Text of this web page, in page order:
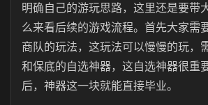
明确自己的游玩思路，这里还是要带
么来看后续的游戏流程。首先大家需
商队的玩法，这玩法可以慢慢的玩，
和保底的自选神器，这自选神器很重
后，神器这一块就能直接毕业。